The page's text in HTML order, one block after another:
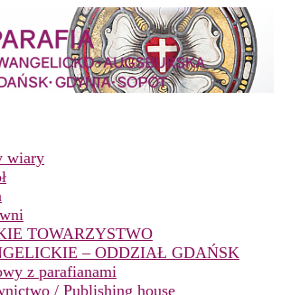
wiary
TOWARZYSTWO
– ODDZIAŁ GDAŃSK
z parafianami
/ Publishing house